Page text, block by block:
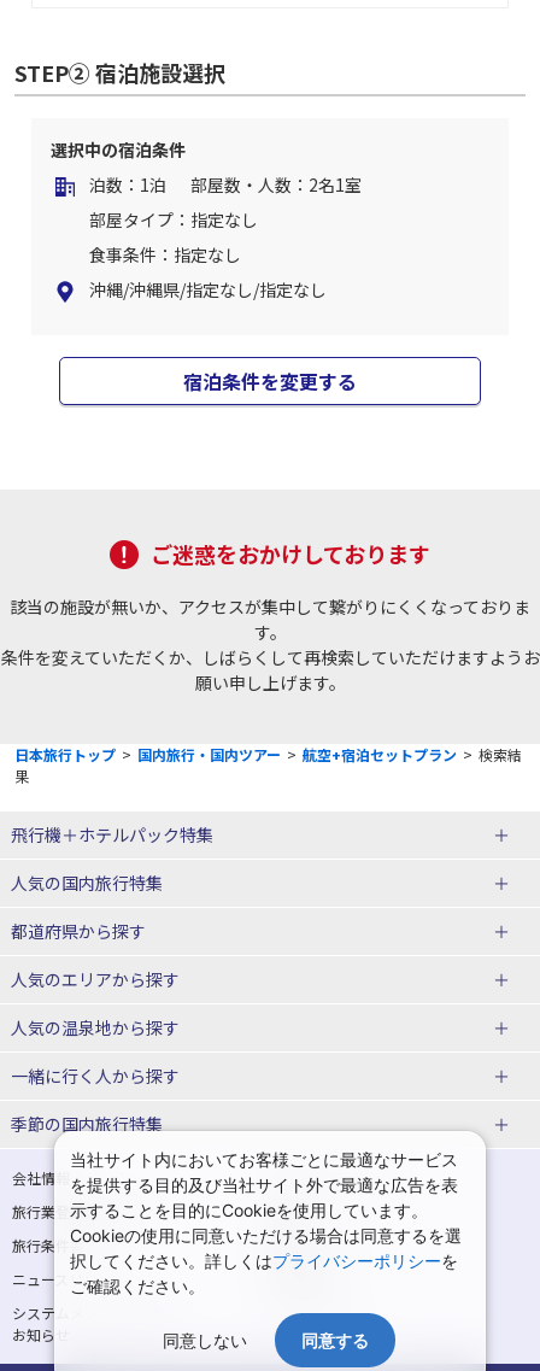
STEP② 宿泊施設選択
選択中の宿泊条件
泊数：1泊
部屋数・人数：2名1室
部屋タイプ：指定なし
食事条件：指定なし
沖縄/沖縄県/指定なし/指定なし
宿泊条件を変更する
ご迷惑をおかけしております
該当の施設が無いか、アクセスが集中して繋がりにくくなっておりま
す。
条件を変えていただくか、しばらくして再検索していただけますようお
願い申し上げます。
日本旅行トップ > 国内旅行・国内ツアー > 航空+宿泊セットプラン > 検索結
果
飛行機＋ホテルパック特集
赤い風船ダイナミックパッケージ
ＪＡＬで行く飛行機+ホテルパック
人気の国内旅行特集
東京ディズニーリゾート®への旅
ユニバーサル・スタジオ・ジャパ
都道府県から探す
北海道旅行・ツアー
東北
青森旅行・ツアー
宮城旅行・ツアー
秋田旅行・ツアー
山形旅行・ツアー
福島旅行・ツアー
関東
東京旅行・ツアー
埼玉旅行・ツアー
千葉旅行・ツアー
人気のエリアから探す
函館旅行
仙台旅行
那須旅行
日光旅行
小笠原旅行
神津島旅行
青ヶ島旅行
人気の温泉地から探す
北海道
湯の川温泉(北海道)
十勝川温泉(北海道)
阿寒湖温泉(北海道)
洞爺湖温泉(北海道)
川湯温泉(北海道)
層雲峡温泉(北海道)
知床温泉(北海道)
花巻温泉(岩手)
蔵王温泉(山形)
一緒に行く人から探す
一人旅 国内版
カップル・夫婦旅行 国内版
女子旅 国内版
卒業旅行・学生旅行 国内版
季節の国内旅行特集
桜・お花見特集
ゴールデンウィーク（GW）の国内
旅行
夏休み・お盆の国内旅行
7月の国内旅行
8月の国内旅行
10月の国内旅行
11月の国内旅行
会社情報
プライバシーポリシー
旅行業登録票・約款
規約集
旅行条件書
商標について
ニュースリリース
システムメンテナンスの
お知らせ
サイトマップ
当社サイト内においてお客様ごとに最適なサービス
を提供する目的及び当社サイト外で最適な広告を表
示することを目的にCookieを使用しています。
Cookieの使用に同意いただける場合は同意するを選
択してください。詳しくはプライバシーポリシーを
ご確認ください。
同意しない 同意する